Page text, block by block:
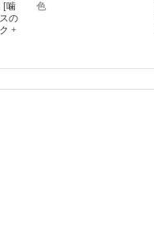
[噛
の
+
色